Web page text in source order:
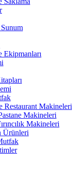
Restaurant Makineleri
Makineleri
Makineleri
Ürünleri